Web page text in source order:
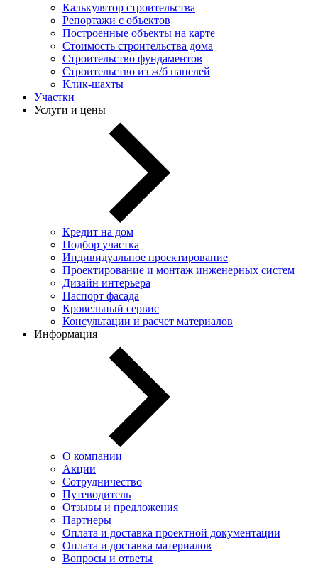
Калькулятор строительства
Репортажи с объектов
Построенные объекты на карте
Стоимость строительства дома
Строительство фундаментов
Строительство из ж/б панелей
Клик-шахты
Участки
Услуги и цены
Кредит на дом
Подбор участка
Индивидуальное проектирование
Проектирование и монтаж инженерных систем
Дизайн интерьера
Паспорт фасада
Кровельный сервис
Консультации и расчет материалов
Информация
О компании
Акции
Сотрудничество
Путеводитель
Отзывы и предложения
Партнеры
Оплата и доставка проектной документации
Оплата и доставка материалов
Вопросы и ответы